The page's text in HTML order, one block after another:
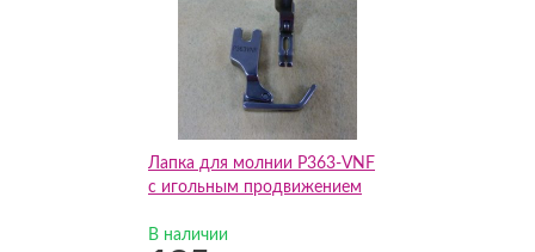
Лапка для молнии P363-VNF
с игольным продвижением
В наличии